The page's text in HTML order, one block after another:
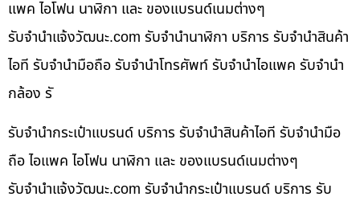
แพค ไอโฟน นาฬิกา และ ของแบรนด์เนมต่างๆ
รับจํานําแจ้งวัฒนะ.com รับจำนำนาฬิกา บริการ รับจำนำสินค้า
ไอที รับจำนำมือถือ รับจำนำโทรศัพท์ รับจำนำไอแพค รับจำนำ
กล้อง รั
รับจำนำกระเป๋าแบรนด์ บริการ รับจำนำสินค้าไอที รับจำนำมือ
ถือ ไอแพค ไอโฟน นาฬิกา และ ของแบรนด์เนมต่างๆ
รับจํานําแจ้งวัฒนะ.com รับจำนำกระเป๋าแบรนด์ บริการ รับ